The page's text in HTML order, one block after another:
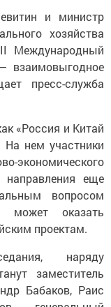
и министр
хозяйства
Международный
взаимовыгодное
пресс-служба
«Россия и Китай
На нем участники
экономического
направления еще
вопросом
может оказать
проектам.
наряду
заместитель
Бабаков, Раис